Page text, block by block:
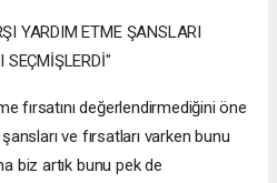
YARDIM ETME ŞANSLARI
SEÇMİŞLERDİ"
fırsatını değerlendirmediğini öne
ve fırsatları varken bunu
biz artık bunu pek de